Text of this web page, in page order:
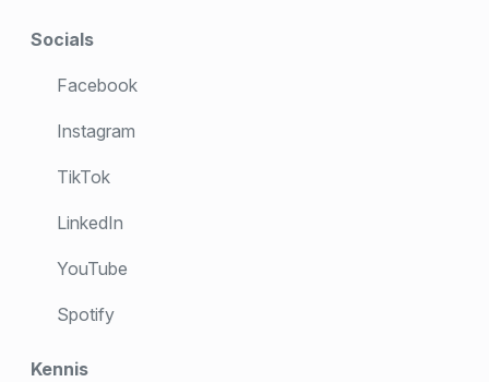
Socials
Facebook
Instagram
TikTok
LinkedIn
YouTube
Spotify
Kennis